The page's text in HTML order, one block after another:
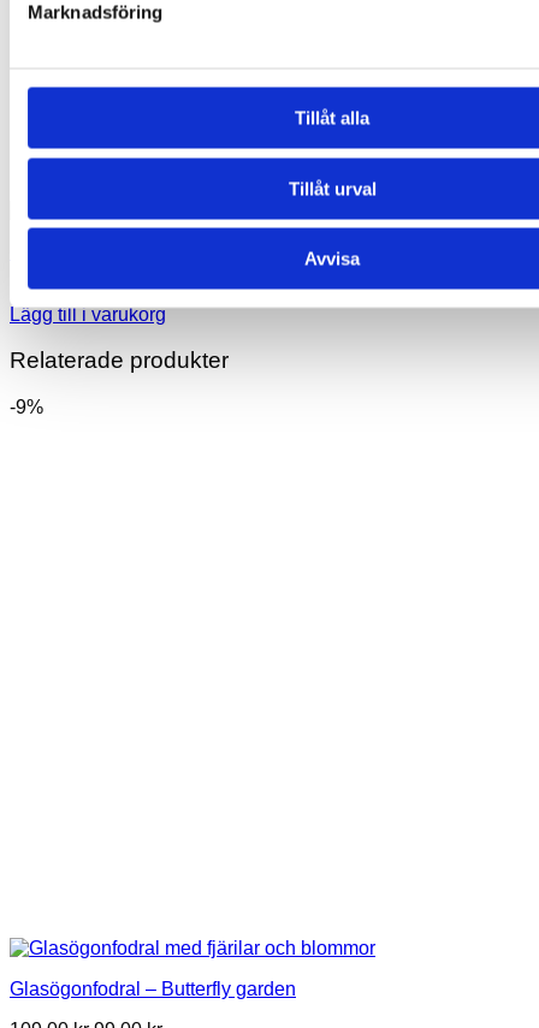
Marknadsföring
Tillåt alla
Tillåt urval
Avvisa
Glasögonfodral – Guess How Much I Love You
135,00kr
Lägg till i varukorg
Relaterade produkter
-9%
Glasögonfodral – Butterfly garden